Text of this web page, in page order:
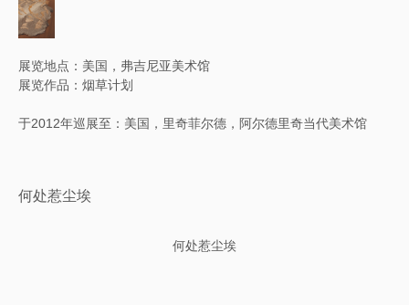
展览地点：美国，弗吉尼亚美术馆
展览作品：烟草计划
于2012年巡展至：美国，里奇菲尔德，阿尔德里奇当代美术馆
何处惹尘埃
何处惹尘埃